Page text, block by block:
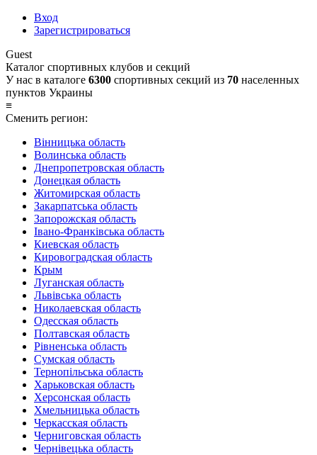
Вход
Зарегистрироваться
Guest
Каталог спортивных клубов и секций
У нас в каталоге 6300 спортивных секций из 70 населенных
пунктов Украины
≡
Сменить регион:
Вінницька область
Волинська область
Днепропетровская область
Донецкая область
Житомирская область
Закарпатська область
Запорожская область
Івано-Франківська область
Киевская область
Кировоградская область
Крым
Луганская область
Львівська область
Николаевская область
Одесская область
Полтавская область
Рівненська область
Сумская область
Тернопільська область
Харьковская область
Херсонская область
Хмельницька область
Черкасская область
Черниговская область
Чернівецька область